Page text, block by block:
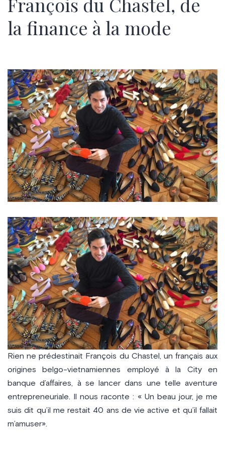
la finance à la mode
Rien ne prédestinait François du Chastel, un français aux
origines belgo-vietnamiennes employé à la City en
banque d’affaires, à se lancer dans une telle aventure
entrepreneuriale. Il nous raconte : « Un beau jour, je me
suis dit qu’il me restait 40 ans de vie active et qu’il fallait
m’amuser».